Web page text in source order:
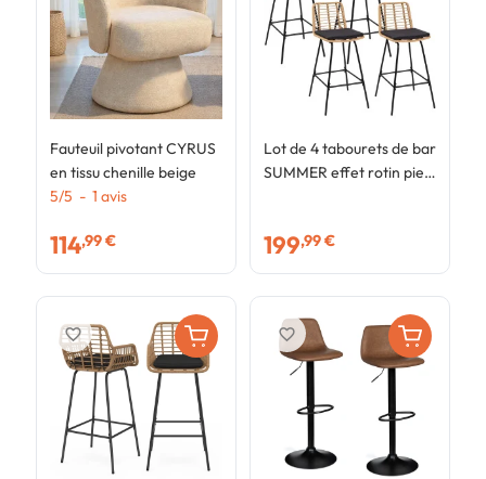
Fauteuil pivotant CYRUS
en tissu chenille beige
5/5 - 1 avis
114,99 €
favorite_border
Lot de 4 tabourets de bar
SUMMER effet rotin pied
199,99 €
favorite_border